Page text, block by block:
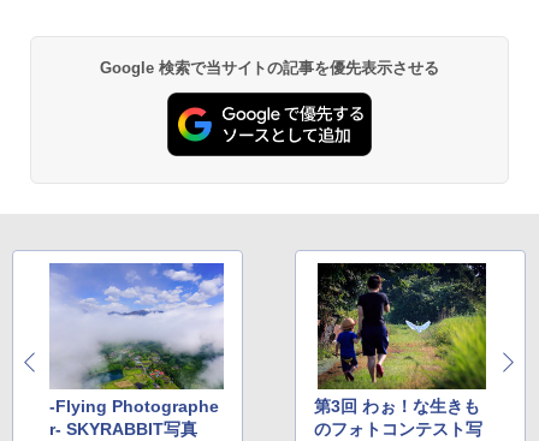
Google 検索で当サイトの記事を優先表示させる
-Flying Photographe
r- SKYRABBIT写真
第3回 わぉ！な生きも
のフォトコンテスト写